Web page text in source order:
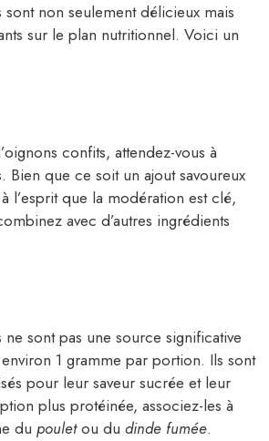
non seulement délicieux mais
sur le plan nutritionnel. Voici un
confits, attendez-vous à
Bien que ce soit un ajout savoureux
l’esprit que la modération est clé,
avec d’autres ingrédients
sont pas une source significative
1 gramme par portion. Ils sont
pour leur saveur sucrée et leur
plus protéinée, associez-les à
du pouletou du dinde fumée.